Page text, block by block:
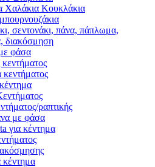
Χαλάκια Κουκλάκια
σεντονάκι, πάνα, πάπλωμα,
διακόσμηση
φάσα
ραπτικής
με φάσα
για κέντημα
κέντημα